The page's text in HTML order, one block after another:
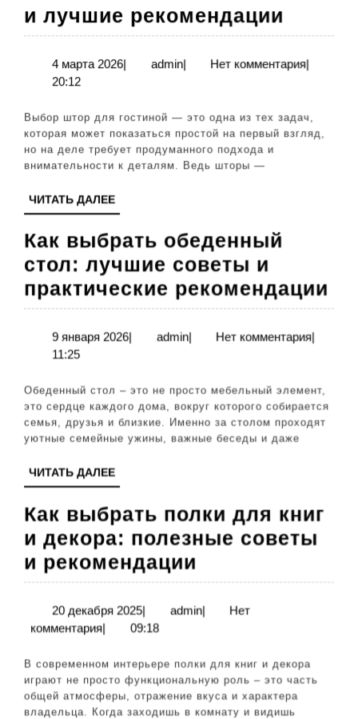
и лучшие рекомендации
шторы
4 марта 20264| adminadmin
| Нет комментария|
20:12
Выбор штор для гостиной — это одна из тех задач,
которая может показаться простой на первый взгляд,
но на деле требует продуманного подхода и
внимательности к деталям. Ведь шторы —
ЧИТАТЬ ДАЛЕЕЧИТАТЬ
ДАЛЕЕ
Как выбрать обеденный
стол: лучшие советы и
практические рекомендации
9 января 20269| adminadmin
| Нет комментария|
11:25
Обеденный стол – это не просто мебельный элемент,
это сердце каждого дома, вокруг которого собирается
семья, друзья и близкие. Именно за столом проходят
уютные семейные ужины, важные беседы и даже
ЧИТАТЬ ДАЛЕЕЧИТАТЬ
ДАЛЕЕ
Как выбрать полки для книг
и декора: полезные советы
и рекомендации
выбрать
полки
книг
и
декора:
20 декабря 202520
декабря
| adminadmin
|
Нет
комментария| 09:18
В современном интерьере полки для книг и декора
играют не просто функциональную роль – это часть
общей атмосферы, отражение вкуса и характера
владельца. Когда заходишь в комнату и видишь